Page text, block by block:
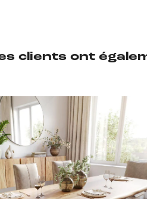
clients ont